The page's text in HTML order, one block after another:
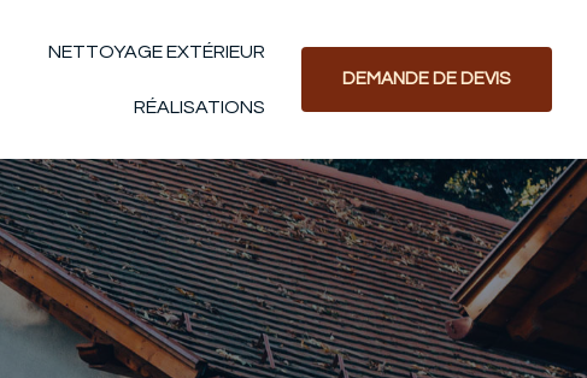
NETTOYAGE EXTÉRIEUR
RÉALISATIONS
DEMANDE DE DEVIS